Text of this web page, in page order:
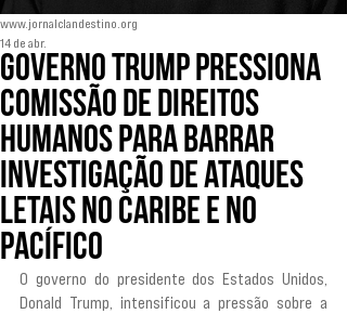
Governo Trump pressiona
comissão de direitos
humanos para barrar
investigação de ataques
letais no Caribe e no
Pacífico
www.jornalclandestino.org
14 de abr.
O governo do presidente dos Estados Unidos,
Donald Trump, intensificou a pressão sobre a